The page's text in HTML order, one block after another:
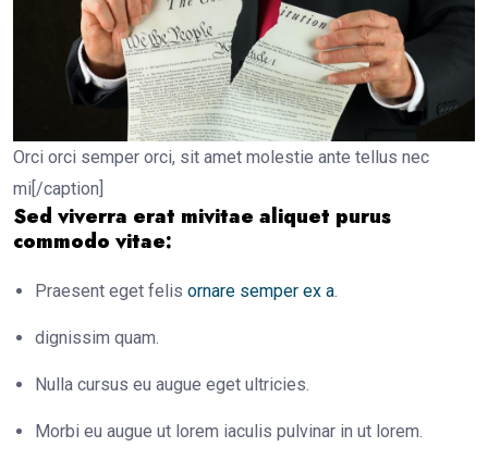
Orci orci semper orci, sit amet molestie ante tellus nec
mi[/caption]
Sed viverra erat mivitae aliquet purus
commodo vitae:
Praesent eget felis ornare semper ex a.
dignissim quam.
Nulla cursus eu augue eget ultricies.
Morbi eu augue ut lorem iaculis pulvinar in ut lorem.